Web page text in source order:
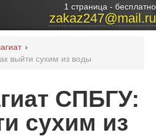
1 страница - бесплатно
zakaz247@mail.ru
›
выйти сухим из воды
СПБГУ:
сухим из